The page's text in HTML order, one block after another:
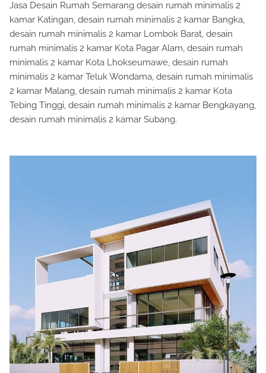
Jasa Desain Rumah Semarang desain rumah minimalis 2
kamar Katingan, desain rumah minimalis 2 kamar Bangka,
desain rumah minimalis 2 kamar Lombok Barat, desain
rumah minimalis 2 kamar Kota Pagar Alam, desain rumah
minimalis 2 kamar Kota Lhokseumawe, desain rumah
minimalis 2 kamar Teluk Wondama, desain rumah minimalis
2 kamar Malang, desain rumah minimalis 2 kamar Kota
Tebing Tinggi, desain rumah minimalis 2 kamar Bengkayang,
desain rumah minimalis 2 kamar Subang.